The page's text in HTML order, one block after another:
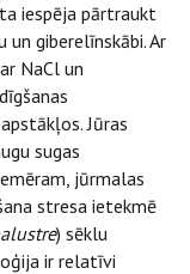
iespēja pārtraukt
giberelīnskābi. Ar
NaCl un
Jūras
sugas
jūrmalas
stresa ietekmē
) sēklu
ir relatīvi